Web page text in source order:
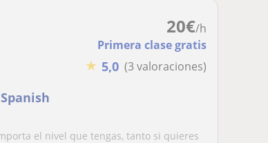
20€/h
Primera clase gratis
★ 5,0 (3 valoraciones)
el nivel que tengas, tanto si quieres